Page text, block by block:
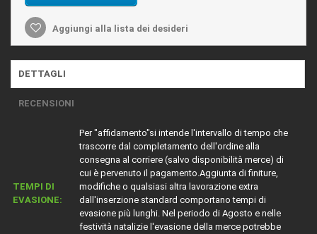
Aggiungi alla lista dei desideri
DETTAGLI
RECENSIONI
TEMPI DI
EVASIONE:
Per "affidamento"si intende l'intervallo di tempo che
trascorre dal completamento dell'ordine alla
consegna al corriere (salvo disponibilità merce) di
cui è pervenuto il pagamento.Aggiunta di finiture,
modifiche o qualsiasi altra lavorazione extra
dall'inserzione standard comportano tempi di
evasione più lunghi. Nel periodo di Agosto e nelle
festività natalizie l'evasione della merce potrebbe